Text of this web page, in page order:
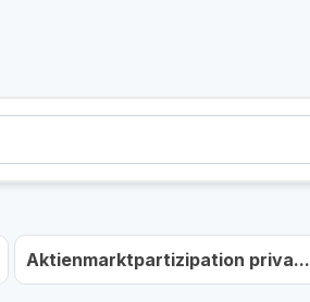
Aktienmarktpartizipation priva...